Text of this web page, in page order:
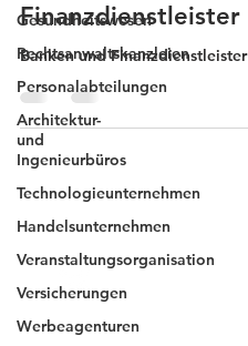
Gesundheitswesen
Rechtsanwaltskanzleien
Personalabteilungen
Architektur-
und
Ingenieurbüros
Technologieunternehmen
Handelsunternehmen
Veranstaltungsorganisation
Versicherungen
Werbeagenturen
Finanzdienstleister
Banken und Finanzdienstleister